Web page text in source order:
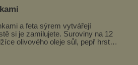
a feta sýrem vytvářejí
Suroviny na 12
olivového oleje sůl, pepř hrst